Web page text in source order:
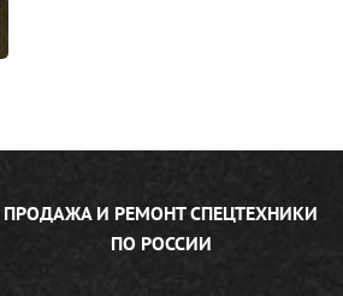
ПРОДАЖА И РЕМОНТСПЕЦТЕХНИКИ
ПО РОССИИ